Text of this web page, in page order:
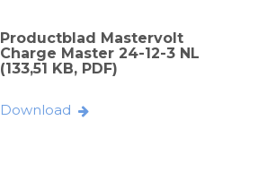
Productblad Mastervolt
Charge Master 24-12-3 NL
(133,51 KB, PDF)
Download